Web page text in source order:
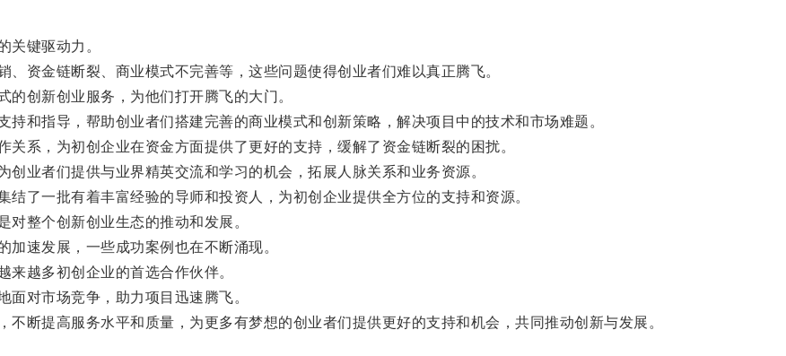
键驱动力。
资金链断裂、商业模式不完善等，这些问题使得创业者们难以真正腾飞。
创新创业服务，为他们打开腾飞的大门。
指导，帮助创业者们搭建完善的商业模式和创新策略，解决项目中的技术和市场难题。
系，为初创企业在资金方面提供了更好的支持，缓解了资金链断裂的困扰。
业者们提供与业界精英交流和学习的机会，拓展人脉关系和业务资源。
了一批有着丰富经验的导师和投资人，为初创企业提供全方位的支持和资源。
整个创新创业生态的推动和发展。
速发展，一些成功案例也在不断涌现。
越多初创企业的首选合作伙伴。
对市场竞争，助力项目迅速腾飞。
提高服务水平和质量，为更多有梦想的创业者们提供更好的支持和机会，共同推动创新与发展。